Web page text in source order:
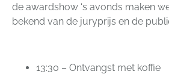
de awardshow ‘s avonds maken
bekend van de juryprijs en de
13:30 – Ontvangst met koffie